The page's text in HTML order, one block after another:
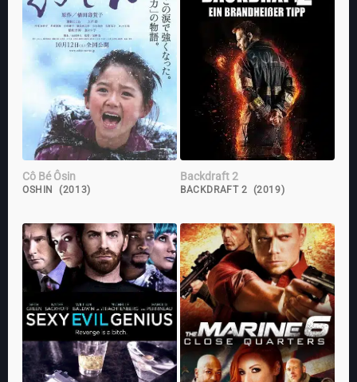
Cô Bé Ôsin
OSHIN (2013)
Backdraft 2
BACKDRAFT 2 (2019)